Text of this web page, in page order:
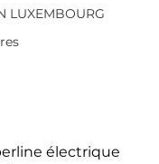
LUXEMBOURG
électrique